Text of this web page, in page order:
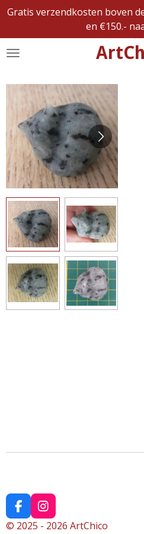
Ga
naar
de
Gratis verzendkosten boven
en €150.-
F
a
I
n
© 2025 - 2026 ArtChico